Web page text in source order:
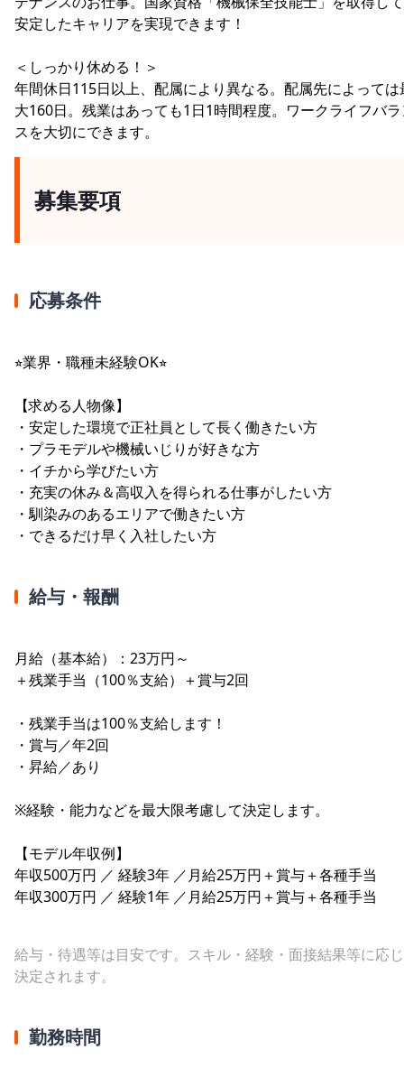
安定したキャリアを実現できます！
＜しっかり休める！＞
年間休日115日以上、配属により異なる。配属先によっては
大160日。残業はあっても1日1時間程度。ワークライフバ
スを大切にできます。
募集要項
応募条件
⭐︎業界・職種未経験OK⭐︎
【求める人物像】
・安定した環境で正社員として長く働きたい方
・プラモデルや機械いじりが好きな方
・イチから学びたい方
・充実の休み＆高収入を得られる仕事がしたい方
・馴染みのあるエリアで働きたい方
・できるだけ早く入社したい方
給与・報酬
月給（基本給）：23万円～
＋残業手当（100％支給）＋賞与2回
・残業手当は100％支給します！
・賞与／年2回
・昇給／あり
※経験・能力などを最大限考慮して決定します。
【モデル年収例】
年収500万円 ／ 経験3年 ／月給25万円＋賞与＋各種手当
年収300万円 ／ 経験1年 ／月給25万円＋賞与＋各種手当
給与・待遇等は目安です。スキル・経験・面接結果等に応
決定されます。
勤務時間